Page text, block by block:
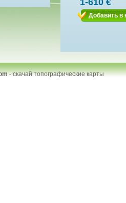
1-610 €
Добавить в
-скачай топографические карты